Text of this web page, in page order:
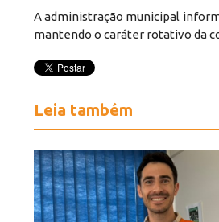
A administração municipal
mantendo o caráter rotativo da
Leia também